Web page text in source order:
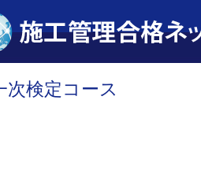
次検定コース